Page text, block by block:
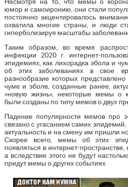
юмор и самоиронию, они стали
постоянно акцентировалось
охватила многие страны, и люди
гиперболизируя масштабы
Таким образом, во время
инфекции 2020 г. интернет-
эпидемиях, как лихорадка эбола и
об этих заболеваниях в свое
разнообразие которых
чуме и эболе, созданные ранее,
«новую жизнь», некоторые мемы о
были созданы по типу мемов о двух
Падение популярности мемов про
связано с угасанием самих
актуальность и на смену им пришли
Скорее всего, мемы об этих
появляться в интернет-
а вследствие этого не будут
придут мемы о других событиях.